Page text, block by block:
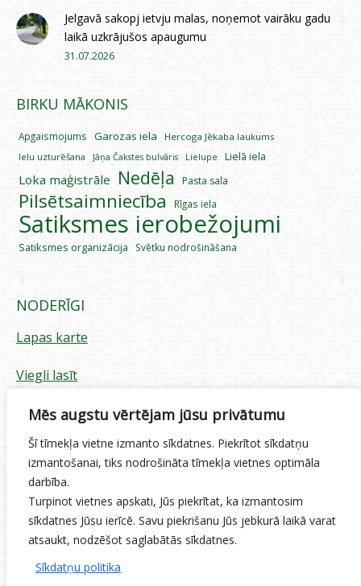
Mēs augstu vērtējam jūsu privātumu
Šī tīmekļa vietne izmanto sīkdatnes. Piekrītot sīkdatņu
izmantošanai, tiks nodrošināta tīmekļa vietnes optimāla
darbība.
Turpinot vietnes apskati, Jūs piekrītat, ka izmantosim
sīkdatnes Jūsu ierīcē. Savu piekrišanu Jūs jebkurā laikā varat
atsaukt, nodzēšot saglabātās sīkdatnes.
Sīkdatņu politika
Jelgavā sakopj ietvju malas, noņemot vairāku gadu
laikā uzkrājušos apaugumu
31.07.2026
BIRKU MĀKONIS
Apgaismojums Garozas iela
Hercoga Jēkaba laukums
Ielu uzturēšana
Jāņa Čakstes bulvāris Lielupe Lielā iela
Loka maģistrāle Nedēļa Pasta sala
Pilsētsaimniecība Rīgas iela
Satiksmes ierobežojumi
Satiksmes organizācija Svētku nodrošināšana
NODERĪGI
Lapas karte
Viegli lasīt
Piekļūstamības paziņojums
Sīkdatņu izmantošana
Privātuma politika
Ētikas kodekss